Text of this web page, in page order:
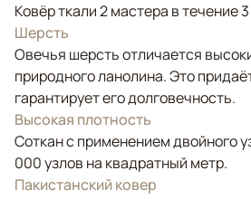
Ковёр ткали 2 мастера в течение
Шерсть
Овечья шерсть отличается
природного ланолина. Это
гарантирует его долговечность.
Высокая плотность
Соткан с применением двойного
000 узлов на квадратный метр.
Пакистанский ковер